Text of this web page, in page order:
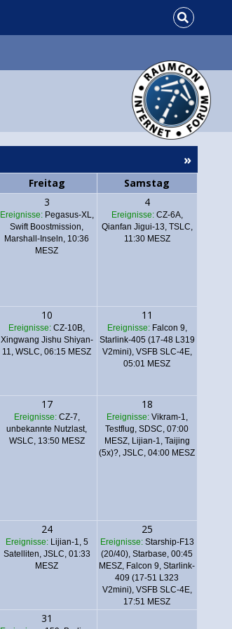
»
Freitag Samstag
3
Ereignisse:Pegasus-XL,
Swift Boostmission,
Marshall-Inseln, 10:36
MESZ
4
Ereignisse:CZ-6A,
Qianfan Jigui-13, TSLC,
11:30 MESZ
10
Ereignisse: CZ-10B,
Xingwang Jishu Shiyan-
11, WSLC, 06:15 MESZ
11
Ereignisse: Falcon 9,
Starlink-405 (17-48 L319
V2mini), VSFB SLC-4E,
05:01 MESZ
17
Ereignisse:CZ-7,
unbekannte Nutzlast,
WSLC, 13:50 MESZ
18
Ereignisse:Vikram-1,
Testflug, SDSC, 07:00
MESZ, Lijian-1, Taijing
(5x)?, JSLC, 04:00 MESZ
24
Ereignisse:Lijian-1, 5
Satelliten, JSLC, 01:33
MESZ
25
Ereignisse: Starship-F13
(20/40), Starbase, 00:45
MESZ, Falcon 9, Starlink-
409 (17-51 L323
V2mini), VSFB SLC-4E,
17:51 MESZ
31